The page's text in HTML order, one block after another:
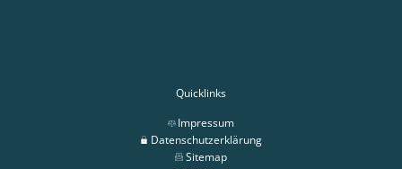
Quicklinks
Impressum
Datenschutzerklärung
Sitemap